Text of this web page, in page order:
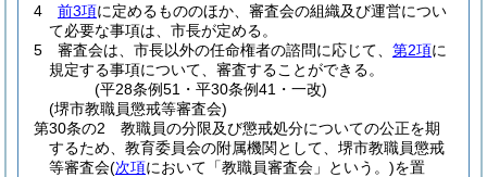
4
前3項に定めるもののほか、審査会の組織及び運営につい
て必要な事項は、市長が定める。
5
審査会は、市長以外の任命権者の諮問に応じて、 第2項に
規定する事項について、審査することができる。
(平28条例51・平30条例41・一改)
(堺市教職員懲戒等審査会)
第30条の2
教職員の分限及び懲戒処分についての公正を期
するため、教育委員会の附属機関として、堺市教職員懲戒
等審査会(次項において「教職員審査会」という。)を置